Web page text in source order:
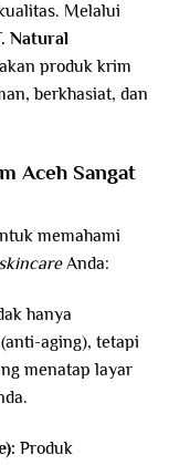
Melalui
Natural
produk krim
berkhasiat, dan
Aceh Sangat
memahami
skincareAnda:
hanya
aging), tetapi
menatap layar
Produk